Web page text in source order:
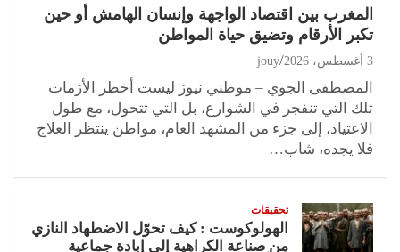
المغرب بين اقتصاد الواجهة وإنسان الهامش أو حين
تكبر الأرقام وتضيق حياة المواطن
3 أغسطس، 2026 jouy
المصطفى الجوي – موطني نيوز ليست أخطر الأزمات
تلك التي تنفجر في الشوارع، بل التي تتحول، مع طول
الاعتياد، إلى جزء من المشهد العام، مواطن ينتظر العلاج
فلا يجده، شاب…
تحقيقات
الهولوكوست : كيف تحوّل الاضطهاد النازي
من صناعة الكراهية إلى إبادة جماعية